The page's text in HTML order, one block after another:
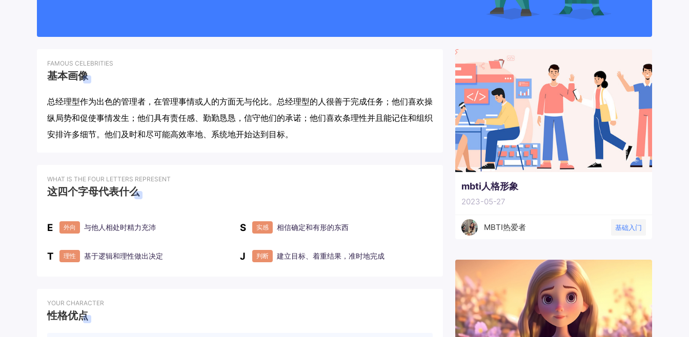
FAMOUS CELEBRITIES
基本画像
总经理型作为出色的管理者，在管理事情或人的方面无与伦比。总经理型的人很善于完成任务；他们喜欢操
纵局势和促使事情发生；他们具有责任感、勤勤恳恳，信守他们的承诺；他们喜欢条理性并且能记住和组织
安排许多细节。他们及时和尽可能高效率地、系统地开始达到目标。
WHAT IS THE FOUR LETTERS REPRESENT
这四个字母代表什么
E 外向 与他人相处时精力充沛 S 实感 相信确定和有形的东西
T 理性 基于逻辑和理性做出决定 J 判断 建立目标、着重结果，准时地完成
YOUR CHARACTER
性格优点
mbti人格形象
2023-05-27
MBTI热爱者 基础入门